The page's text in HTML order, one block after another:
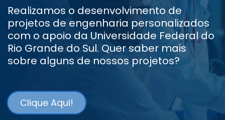
Realizamos o desenvolvimento de
projetos de engenharia personalizados
com o apoio da Universidade Federal do
Rio Grande do Sul. Quer saber mais
sobre alguns de nossos projetos?
Clique Aqui!